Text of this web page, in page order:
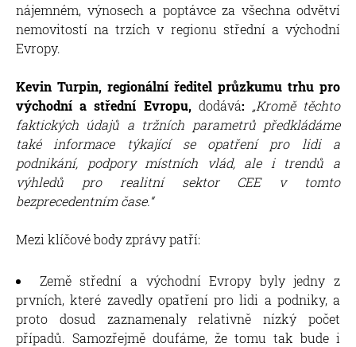
nájemném, výnosech a poptávce za všechna odvětví
nemovitostí na trzích v regionu střední a východní
Evropy.
Kevin Turpin, regionální ředitel průzkumu trhu pro
východní a střední Evropu, dodává: „Kromě těchto
faktických údajů a tržních parametrů předkládáme
také informace týkající se opatření pro lidi a
podnikání, podpory místních vlád, ale i trendů a
výhledů pro realitní sektor CEE v tomto
bezprecedentním čase.“
Mezi klíčové body zprávy patří:
Země střední a východní Evropy byly jedny z
prvních, které zavedly opatření pro lidi a podniky, a
proto dosud zaznamenaly relativně nízký počet
případů. Samozřejmě doufáme, že tomu tak bude i